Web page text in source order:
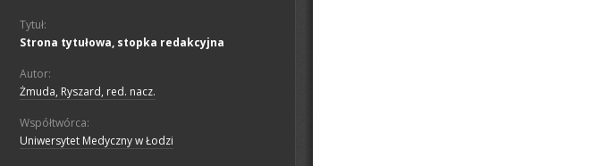
Tytuł:
Strona tytułowa, stopka redakcyjna
Autor:
Żmuda, Ryszard, red. nacz.
Współtwórca:
Uniwersytet Medyczny w Łodzi